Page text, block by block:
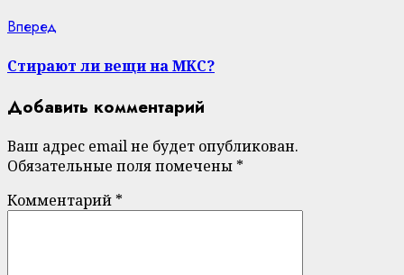
Вперед
Стирают ли вещи на МКС?
Добавить комментарий
Ваш адрес email не будет опубликован.
Обязательные поля помечены *
Комментарий *